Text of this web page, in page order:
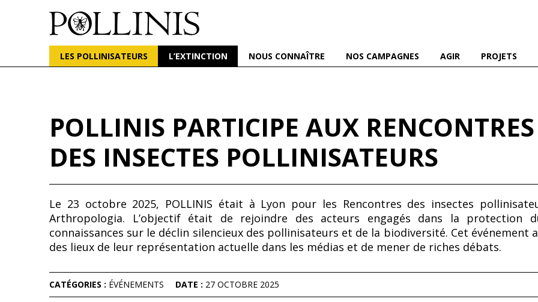
POLLINIS
LES POLLINISATEURS L’EXTINCTION NOUS CONNAÎTRE NOS CAMPAGNES AGIR PROJETS
POLLINIS PARTICIPE AUX
DES INSECTES POLLINISATEURS
Le 23 octobre 2025, POLLINIS était à Lyon pour les Rencontres des insectes
Arthropologia. L’objectif était de rejoindre des acteurs engagés dans la protection
connaissances sur le déclin silencieux des pollinisateurs et de la biodiversité. Cet événement
des lieux de leur représentation actuelle dans les médias et de mener de riches débats.
CATÉGORIES : ÉVÉNEMENTS DATE : 27 OCTOBRE 2025